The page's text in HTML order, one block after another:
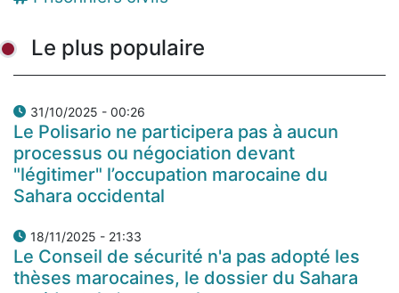
Le plus populaire
31/10/2025 - 00:26
Le Polisario ne participera pas à aucun
processus ou négociation devant
"légitimer" l’occupation marocaine du
Sahara occidental
18/11/2025 - 21:33
Le Conseil de sécurité n'a pas adopté les
thèses marocaines, le dossier du Sahara